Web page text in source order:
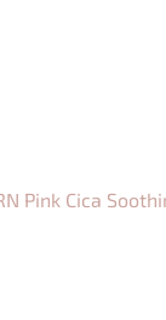
Pink Cica